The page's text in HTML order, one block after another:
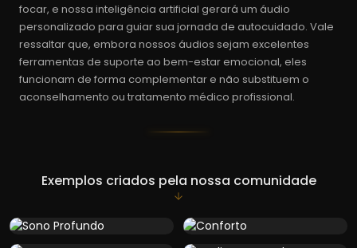
focar, e nossa inteligência artificial gerará um áudio
personalizado para guiar sua jornada de autocuidado. Vale
ressaltar que, embora nossos áudios sejam excelentes
ferramentas de suporte ao bem-estar emocional, eles
funcionam de forma complementar e não substituem o
aconselhamento ou tratamento médico profissional.
Exemplos criados pela nossa comunidade